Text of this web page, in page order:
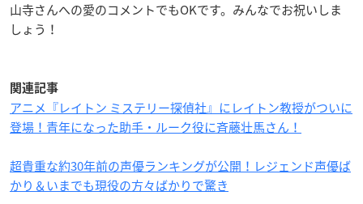
山寺さんへの愛のコメントでもOKです。みんなでお祝いしま
しょう！
関連記事
アニメ『レイトン ミステリー探偵社』にレイトン教授がついに
登場！青年になった助手・ルーク役に斉藤壮馬さん！
超貴重な約30年前の声優ランキングが公開！レジェンド声優ば
かり＆いまでも現役の方々ばかりで驚き